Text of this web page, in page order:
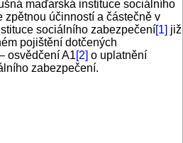
maďarská instituce sociálního
zpětnou účinností a částečně v
sociálního zabezpečení[1] již
pojištění dotčených
osvědčení A1[2] o uplatnění
zabezpečení.